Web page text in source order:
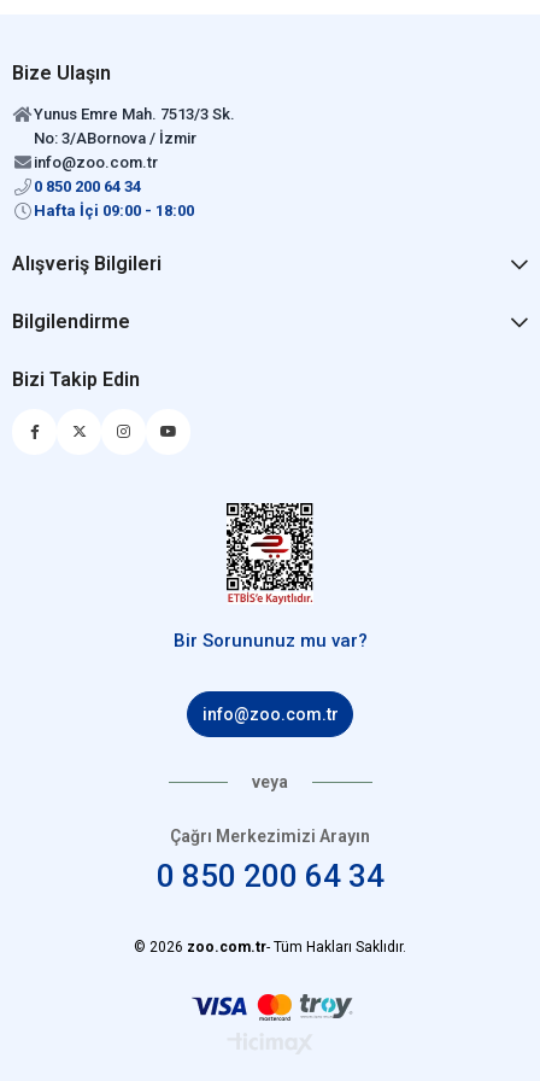
ihtiyaçlarından biri olarak görülebilir. Bu nedenle de uzun süreli
satın alınmasına dikkat edilmesi gerekmektedir. Tercih edilecek
olan ürünün uzun ömürlü olması, sürüngenlerin de uzun süreli
şekilde bu ürünleri kullanabilmesine olanak tanıyacaktır.
Tercih edilen sürüngen lambalarının enerji tasarrufu sağlayan
lambaların yüksek enerji harcaması durumunda sürüngeninizin
sağlığı korunabilir ancak yine de onun sağlığını korurken yüksek
sürüngen lambası satın alacağınız zaman mutlaka enerji
önerilmektedir.
Sürüngen Lambası ile İlgili Sık
Sorulan Sorular
Bize Ulaşın
Yunus Emre Mah. 7513/3 Sk.
No: 3/ABornova / İzmir
info@zoo.com.tr
0 850 200 64 34
Hafta İçi 09:00 - 18:00
Alışveriş Bilgileri
Bilgilendirme
Bizi Takip Edin
Bir Sorununuz mu var?
info@zoo.com.tr
veya
Çağrı Merkezimizi Arayın
0 850 200 64 34
© 2026 zoo.com.tr- Tüm Hakları Saklıdır.